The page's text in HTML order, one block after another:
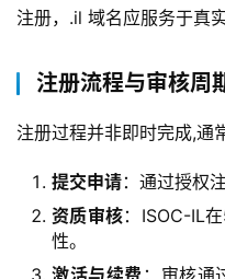
注册，.il 域名应服务于真
注册流程与审核周
注册过程并非即时完成,通
提交申请：通过授权
资质审核：ISOC-IL
性。